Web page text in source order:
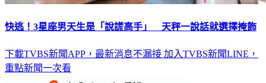
快逃！3星座男天生是「說謊高手」 天秤一說話就選擇掩飾
下載TVBS新聞APP，最新消息不漏接 加入TVBS新聞LINE，
重點新聞一次看